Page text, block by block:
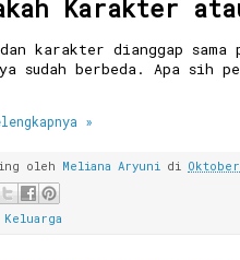
Karakter
karakter dianggap
sudah berbeda. Apa sih
»
oleh Meliana Aryuni di
Keluarga